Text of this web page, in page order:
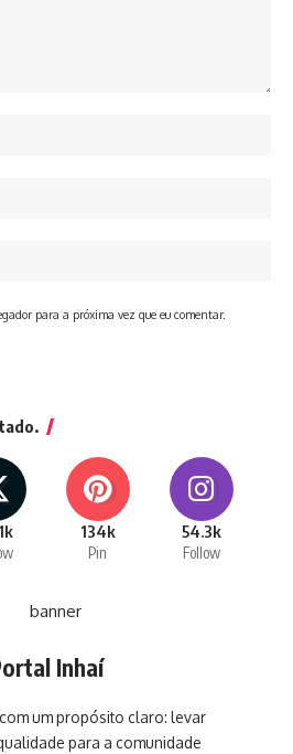
para a próxima vez que eu comentar.
134k
Pin
54.3k
Follow
Inhaí
um propósito claro: levar
para a comunidade